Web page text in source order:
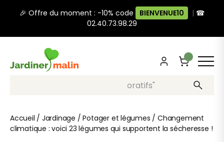
🎉 Offre du moment : -10% code BIENVENUE10 | ☎
02.40.73.98.29
Recherche, ex: "pots décoratifs"
Accueil / Jardinage /Potager et légumes /Changement
climatique : voici 23 légumes qui supportent la sécheresse !